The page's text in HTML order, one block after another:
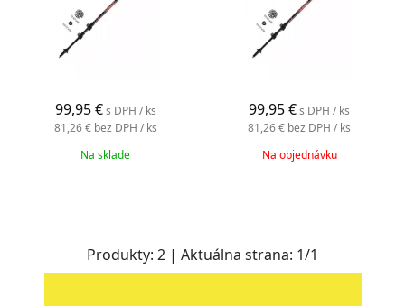
99,95 € s DPH / ks
81,26 € bez DPH / ks
Na sklade
99,95€s DPH / ks
81,26 € bez DPH / ks
Na objednávku
Produkty: 2 | Aktuálna strana: 1/1